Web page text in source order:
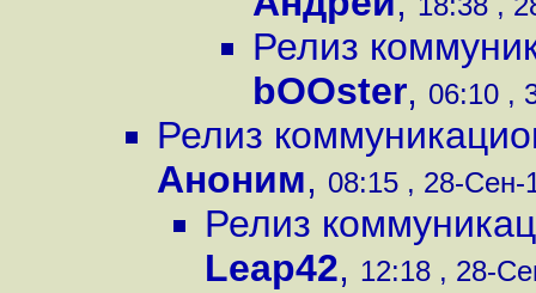
Релиз
bOOster, 06:10 ,
Релиз
Аноним, 08:15 , 28-Сен-
Релиз
Leap42, 12:18 , 28-